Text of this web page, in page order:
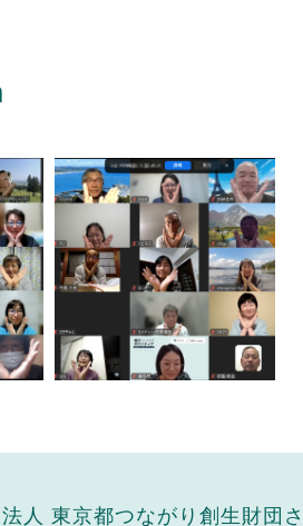
人 東京都つながり創生財団